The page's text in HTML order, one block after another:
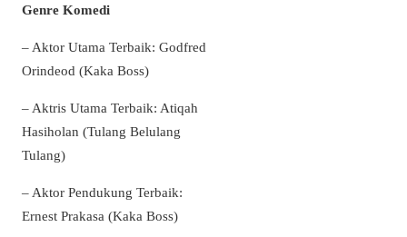
Genre Komedi
– Aktor Utama Terbaik: Godfred
Orindeod (Kaka Boss)
– Aktris Utama Terbaik: Atiqah
Hasiholan (Tulang Belulang
Tulang)
– Aktor Pendukung Terbaik:
Ernest Prakasa (Kaka Boss)